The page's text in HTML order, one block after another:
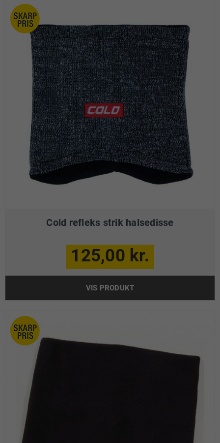
Cold refleks strik halsedisse
125,00 kr.
VIS PRODUKT